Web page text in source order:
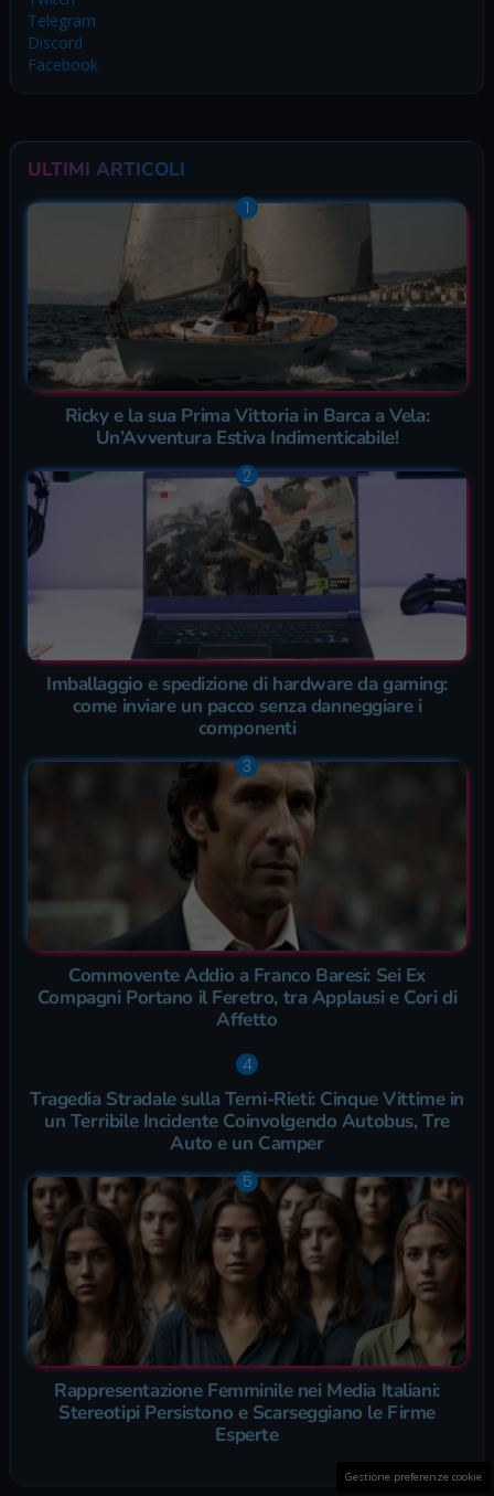
Telegram
Discord
Facebook
ULTIMI ARTICOLI
Ricky e la sua Prima Vittoria in Barca a Vela:
Un’Avventura Estiva Indimenticabile!
Imballaggio e spedizione di hardware da gaming:
come inviare un pacco senza danneggiare i
componenti
Commovente Addio a Franco Baresi: Sei Ex
Compagni Portano il Feretro, tra Applausi e Cori di
Affetto
Tragedia Stradale sulla Terni-Rieti: Cinque Vittime in
un Terribile Incidente Coinvolgendo Autobus, Tre
Auto e un Camper
Rappresentazione Femminile nei Media Italiani:
Stereotipi Persistono e Scarseggiano le Firme
Esperte
Gestione preferenze cookie